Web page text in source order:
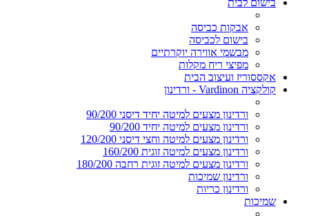
אבקות כביסה
בישום לכביסה
מבשמי אווירה יוקרתיים
מפיצי ריח מקלות
אקססוריז ועיצוב הבית
קולקציה Vardinon - ורדינון
ורדינון מצעים למיטה יחיד דיסני 90/200
ורדינון מצעים למיטה יחיד 90/200
ורדינון מצעים למיטה וחצי דיסני 120/200
ורדינון מצעים למיטה זוגית 160/200
ורדינון מצעים למיטה זוגית רחבה 180/200
ורדינון שמיכות
ורדינון כריות
שמיכות